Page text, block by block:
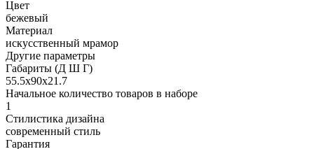
Цвет
бежевый
Материал
искусственный мрамор
Другие параметры
Габариты (Д Ш Г)
55.5х90х21.7
Начальное количество товаров в наборе
1
Стилистика дизайна
современный стиль
Гарантия